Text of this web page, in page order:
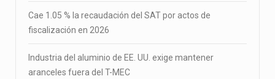
Cae 1.05 % la recaudación del SAT por actos de
fiscalización en 2026
Industria del aluminio de EE. UU. exige mantener
aranceles fuera del T-MEC